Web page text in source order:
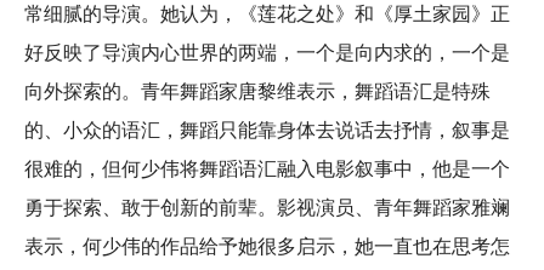
常细腻的导演。她认为，《莲花之处》和《厚土家园》正
好反映了导演内心世界的两端，一个是向内求的，一个是
向外探索的。青年舞蹈家唐黎维表示，舞蹈语汇是特殊
的、小众的语汇，舞蹈只能靠身体去说话去抒情，叙事是
很难的，但何少伟将舞蹈语汇融入电影叙事中，他是一个
勇于探索、敢于创新的前辈。影视演员、青年舞蹈家雅斓
表示，何少伟的作品给予她很多启示，她一直也在思考怎